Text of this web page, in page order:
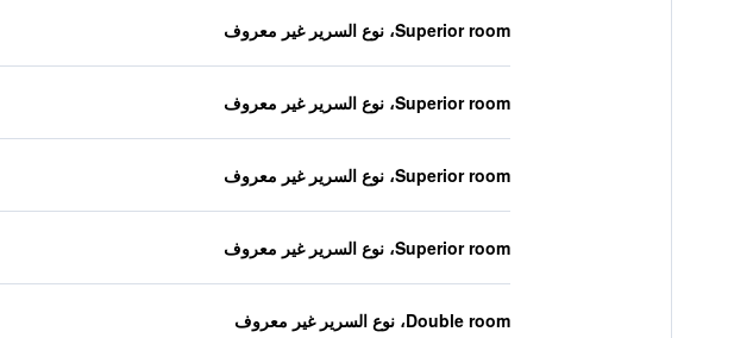
Superior room، نوع السرير غير معروف
Superior room، نوع السرير غير معروف
Superior room، نوع السرير غير معروف
Superior room، نوع السرير غير معروف
Double room، نوع السرير غير معروف